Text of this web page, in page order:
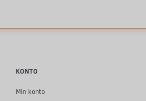
KONTO
Min konto